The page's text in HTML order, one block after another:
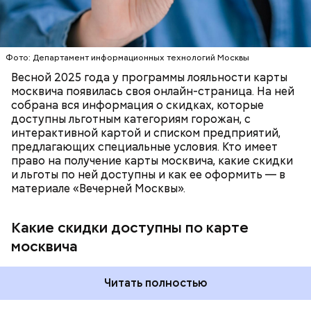
Фото: Департамент информационных технологий Москвы
Весной 2025 года у программы лояльности карты
москвича появилась своя онлайн-страница. На ней
собрана вся информация о скидках, которые
доступны льготным категориям горожан, с
интерактивной картой и списком предприятий,
предлагающих специальные условия. Кто имеет
право на получение карты москвича, какие скидки
и льготы по ней доступны и как ее оформить — в
материале «Вечерней Москвы».
Какие скидки доступны по карте
москвича
Читать полностью
ПОРТАЛ MOS.RU МОСКВА ЛЬГОТЫ
— На сегодняшний день уже готово более 50
Тимирязевского парка до Лосиного Острова за
счет проложения велополос на улицах между
В настоящее время велоинфраструктура «Зеленого
кольца» реализована в пяти округах города,
подчеркнули в ЦОДД:
Подвал Мастера
приходил к ним в гости и работал над «Мастером и
Маргаритой».